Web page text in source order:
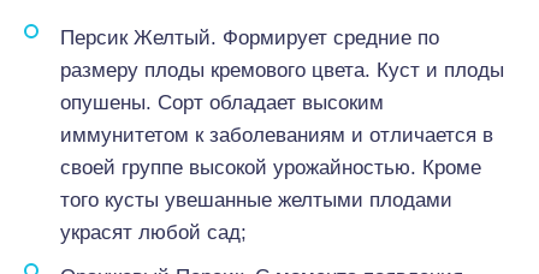
Персик Желтый. Формирует средние по
размеру плоды кремового цвета. Куст и плоды
опушены. Сорт обладает высоким
иммунитетом к заболеваниям и отличается в
своей группе высокой урожайностью. Кроме
того кусты увешанные желтыми плодами
украсят любой сад;